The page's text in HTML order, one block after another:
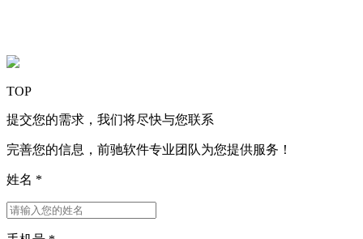
TOP
提交您的需求，我们将尽快与您联系
完善您的信息，前驰软件专业团队为您提供服务！
姓名 *